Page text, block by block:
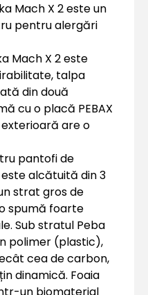
Mach X 2 este un
pentru alergări
Mach X 2 este
talpa
din două
cu o placă PEBAX
are o
pantofi de
alcătuită din 3
strat gros de
spumă foarte
Sub stratul Peba
polimer (plastic),
cea de carbon,
dinamică. Foaia